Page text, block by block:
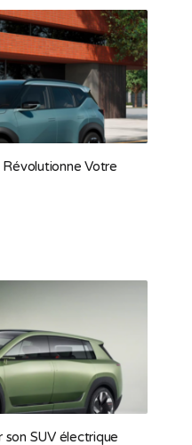
Révolutionne Votre
son SUV électrique